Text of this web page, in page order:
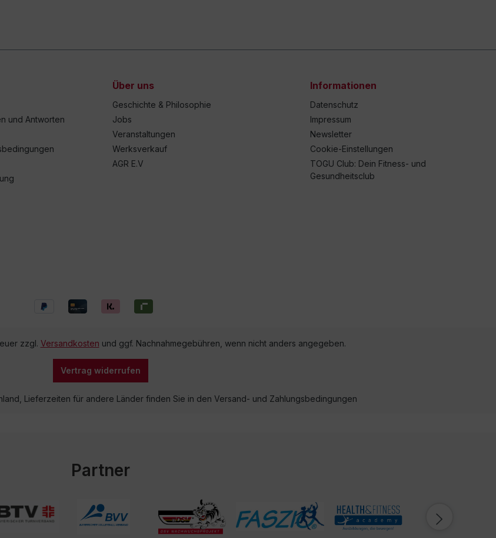
und Antworten
Über uns
Geschichte & Philosophie
Jobs
Veranstaltungen
Werksverkauf
AGR E.V
Informationen
Datenschutz
Impressum
Newsletter
Cookie-Einstellungen
TOGU Club: Dein Fitness- und
Gesundheitsclub
zzgl. Versandkosten und ggf. Nachnahmegebühren, wenn nicht anders angegeben.
Vertrag widerrufen
Lieferzeiten für andere Länder finden Sie in den Versand- und Zahlungsbedingungen
Partner